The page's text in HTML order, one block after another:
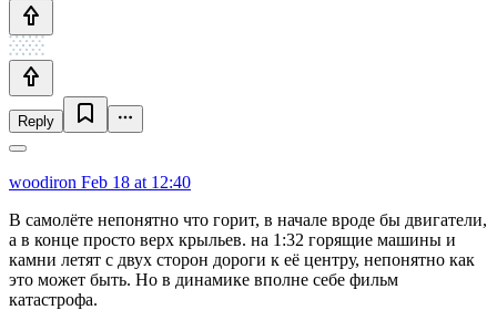
Reply
woodiron Feb 18 at 12:40
В самолёте непонятно что горит, в начале вроде бы двигатели,
а в конце просто верх крыльев. на 1:32 горящие машины и
камни летят с двух сторон дороги к её центру, непонятно как
это может быть. Но в динамике вполне себе фильм
катастрофа.